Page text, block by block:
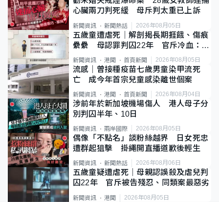
心臟兩刀判死緩 母斥判太重已上訴
新聞資訊 新聞熱話 2026年08月05日
五歲童遭虐死｜解剖揭長期捱餓、傷痕
纍纍 母認罪判囚22年 官斥冷血：同
類案最惡劣
新聞資訊 港聞 首頁新聞 2026年08月05日
流感｜曾接種疫苗七歲男童染甲流死
亡 成今年首宗兒童感染離世個案
新聞資訊 港聞 首頁新聞 2026年08月04日
涉前年於新加坡機場傷人 港人母子分
別判囚半年、10日
新聞資訊 兩岸國際 2026年08月05日
偶像「不點名」談粉絲越界 日女死忠
遭群起狙擊 掛繩開直播道歉後輕生
新聞資訊 新聞熱話 2026年08月06日
五歲童疑遭虐死｜母親認誤殺及虐兒判
囚22年 官斥被告殘忍、同類案最惡劣
新聞資訊 港聞 2026年08月05日